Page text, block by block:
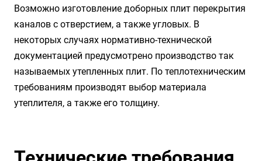
Возможно изготовление доборных плит перекрытия
каналов с отверстием, а также угловых. В
некоторых случаях нормативно-технической
документацией предусмотрено производство так
называемых утепленных плит. По теплотехническим
требованиям производят выбор материала
утеплителя, а также его толщину.